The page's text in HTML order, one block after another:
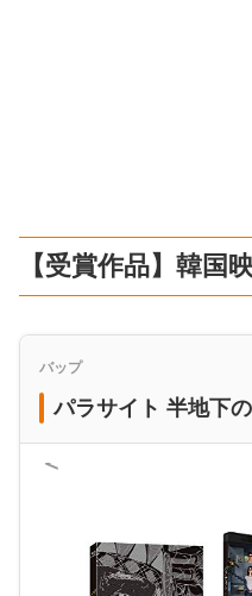
【受賞作品】韓国
バップ
パラサイト 半地下
＜